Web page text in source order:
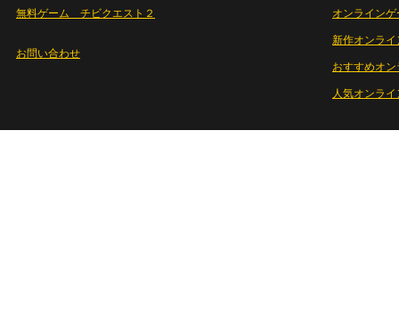
無料ゲーム チビクエスト２
お問い合わせ
オンライン
新作オンライ
おすすめオ
人気オンラ